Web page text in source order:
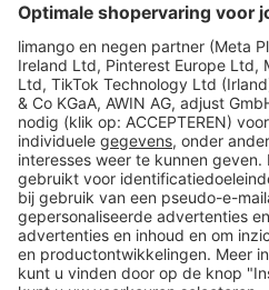
Al lid?
PrivacyinstellingenAlgemene
Help